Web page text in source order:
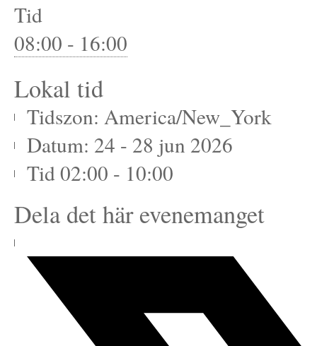
Tid
08:00 - 16:00
Lokal tid
Tidszon: America/New_York
Datum: 24 - 28 jun 2026
Tid02:00 - 10:00
Dela det här evenemanget